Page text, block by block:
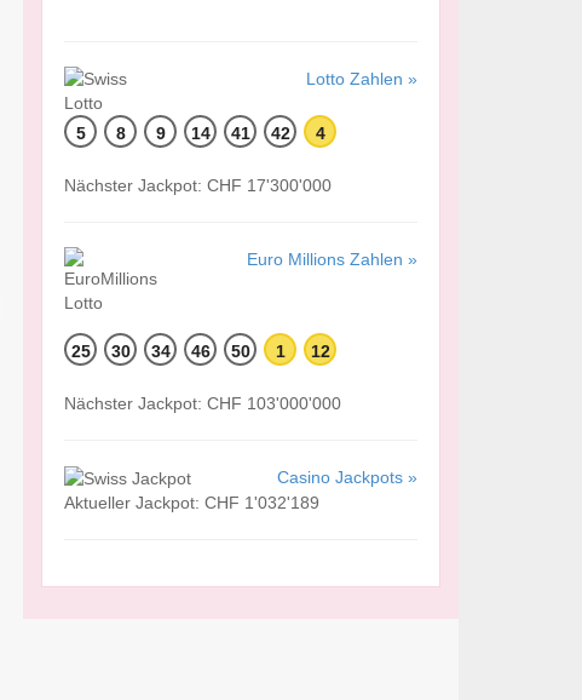
Lotto Zahlen »
5 8 9 14 41 42 4
Nächster Jackpot: CHF 17'300'000
Euro Millions Zahlen »
25 30 34 46 50 1 12
Nächster Jackpot: CHF 103'000'000
Casino Jackpots »
Aktueller Jackpot: CHF 1'032'189